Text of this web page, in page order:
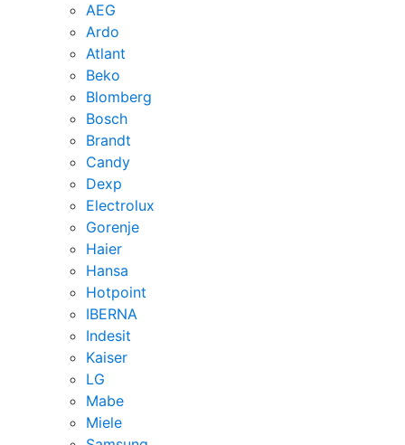
AEG
Ardo
Atlant
Beko
Blomberg
Bosch
Brandt
Candy
Dexp
Electrolux
Gorenje
Haier
Hansa
Hotpoint
IBERNA
Indesit
Kaiser
LG
Mabe
Miele